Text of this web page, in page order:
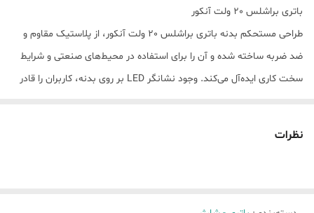
باتری براشلس 20 ولت آنکور
طراحی مستحکم بدنه باتری براشلس 20 ولت آنکور، از پلاستیک مقاوم و
ضد ضربه ساخته شده و آن را برای استفاده در محیط‌های صنعتی و شرایط
سخت کاری ایده‌آل می‌کند. وجود نشانگر LED بر روی بدنه، کاربران را قادر
نظرات